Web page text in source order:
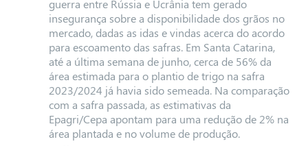
guerra entre Rússia e Ucrânia tem gerado
insegurança sobre a disponibilidade dos grãos no
mercado, dadas as idas e vindas acerca do acordo
para escoamento das safras. Em Santa Catarina,
até a última semana de junho, cerca de 56% da
área estimada para o plantio de trigo na safra
2023/2024 já havia sido semeada. Na comparação
com a safra passada, as estimativas da
Epagri/Cepa apontam para uma redução de 2% na
área plantada e no volume de produção.